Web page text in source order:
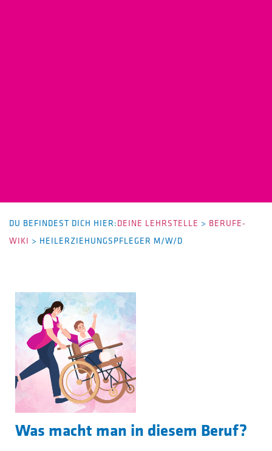
DU BEFINDEST DICH HIER:DEINE LEHRSTELLE > BERUFE-
WIKI > HEILERZIEHUNGSPFLEGER M/W/D
Was macht man in diesem Beruf?